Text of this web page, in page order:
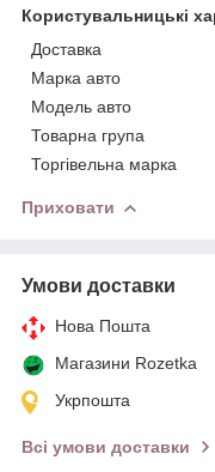
Користувальницькі
Доставка
Марка авто
Модель авто
Товарна група
Торгівельна марка
Приховати
Умови доставки
Нова Пошта
Магазини Rozetka
Укрпошта
Всі умови доставки